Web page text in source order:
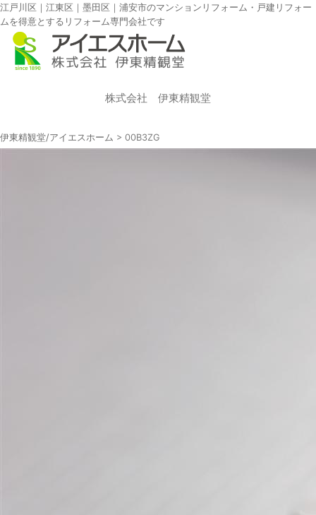
江戸川区｜江東区｜墨田区｜浦安市のマンションリフォーム・戸建リフォー
ムを得意とするリフォーム専門会社です
株式会社 伊東精観堂
伊東精観堂/アイエスホーム > 00B3ZG